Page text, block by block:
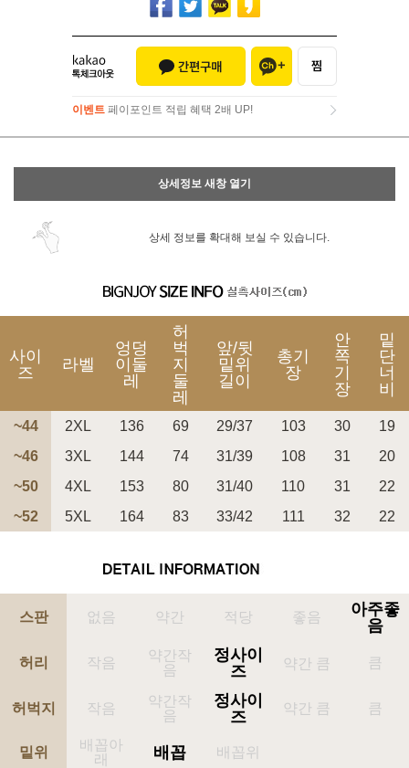
이벤트 페이포인트 적립 혜택 2배 UP!
이벤트페이포인트 적립 혜택 2배 UP!
상세정보 새창 열기
상세 정보를 확대해 보실 수 있습니다.
사이
즈
라벨
엉덩
이둘
레
허
벅
지
둘
레
앞/뒷
밑위
길이
총기
장
안
쪽
기
장
밑
단
너
비
~44 2XL 136 69 29/37 103 30
19
~46
3XL 144 74 31/39 108 31
20
~50
4XL 153 80 31/40 110 31
22
~52
5XL 164 83 33/42 111 32 22
스판 없음 약간 적당 좋음
아주좋
음
허리 작음
약간작
음
정사이
즈
약간 큼 큼
허벅지 작음
약간작
음
정사이
즈
약간 큼 큼
밑위
배꼽아
래
배꼽 배꼽위